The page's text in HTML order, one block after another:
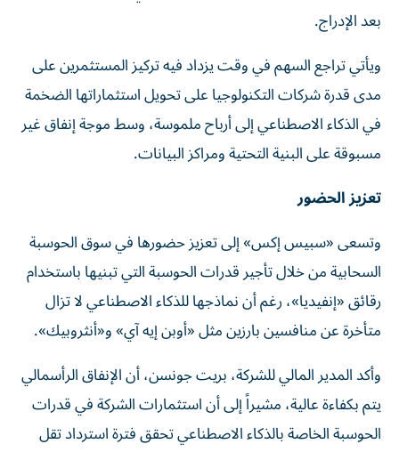
بعد الإدراج.
ويأتي تراجع السهم في وقت يزداد فيه تركيز المستثمرين على
مدى قدرة شركات التكنولوجيا على تحويل استثماراتها الضخمة
في الذكاء الاصطناعي إلى أرباح ملموسة، وسط موجة إنفاق غير
مسبوقة على البنية التحتية ومراكز البيانات.
تعزيز الحضور
وتسعى «سبيس إكس» إلى تعزيز حضورها في سوق الحوسبة
السحابية من خلال تأجير قدرات الحوسبة التي تبنيها باستخدام
رقائق «إنفيديا»، رغم أن نماذجها للذكاء الاصطناعي لا تزال
متأخرة عن منافسين بارزين مثل «أوبن إيه آي» و«أنثروبيك».
وأكد المدير المالي للشركة، بريت جونسن، أن الإنفاق الرأسمالي
يتم بكفاءة عالية، مشيراً إلى أن استثمارات الشركة في قدرات
الحوسبة الخاصة بالذكاء الاصطناعي تحقق فترة استرداد تقل